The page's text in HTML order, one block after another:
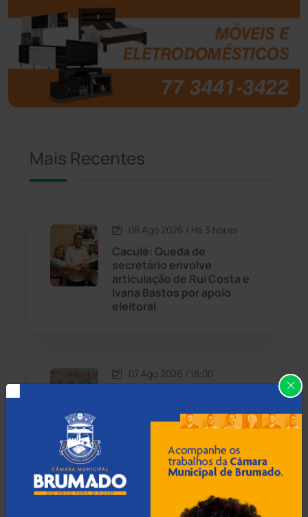
Botuporã
Brasil (7680)
Brumado (31958)
Caetanos
Candiba
Cândido Sales (121)
Caturama (65)
Chapada Diamantina (430)
Condeúba (133)
(79)
Mais Recentes
08 Ago 2026 / Há 3 horas
Caculé: Queda de
secretário envolve
articulação de Rui Costa e
Ivana Bastos por apoio
eleitoral
07 Ago 2026 / 18:00
suspeito escondido em
07 Ago 2026 / 17:30